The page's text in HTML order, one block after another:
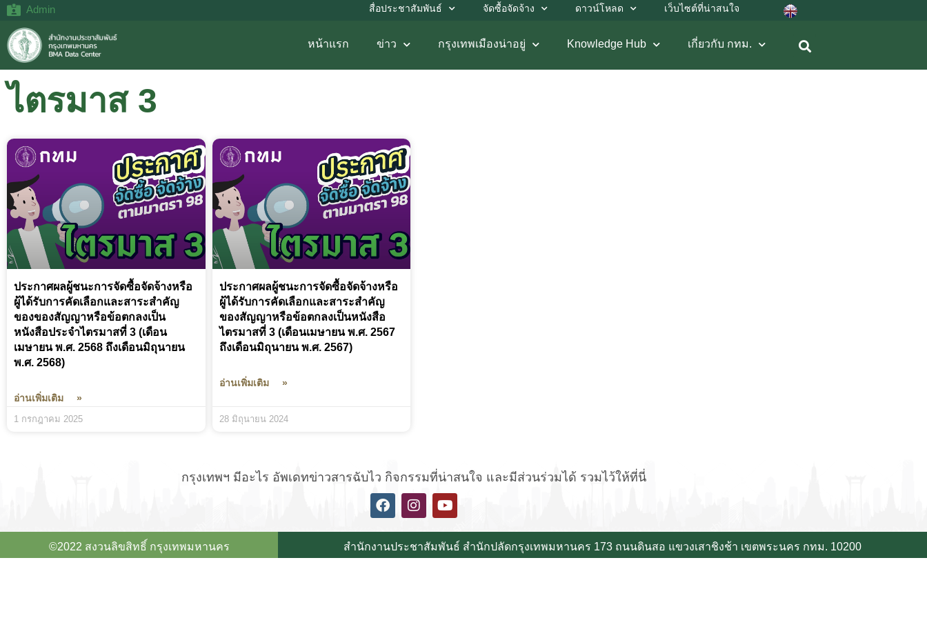
Admin สื่อประชาสัมพันธ์ จัดซื้อจัดจ้าง ดาวน์โหลด เว็บไซต์ที่น่าสนใจ
หน้าแรก ข่าว กรุงเทพเมืองน่าอยู่ Knowledge Hub เกี่ยวกับ กทม.
ไตรมาส 3
ประกาศผลผู้ชนะการจัดซื้อจัดจ้างหรือ
ผู้ได้รับการคัดเลือกและสาระสำคัญ
ของของสัญญาหรือข้อตกลงเป็น
หนังสือประจำไตรมาสที่ 3 (เดือน
เมษายน พ.ศ. 2568 ถึงเดือนมิถุนายน
พ.ศ. 2568)
อ่านเพิ่มเติม »
1 กรกฎาคม 2025
ประกาศผลผู้ชนะการจัดซื้อจัดจ้างหรือ
ผู้ได้รับการคัดเลือกและสาระสำคัญ
ของสัญญาหรือข้อตกลงเป็นหนังสือ
ไตรมาสที่ 3 (เดือนเมษายน พ.ศ. 2567
ถึงเดือนมิถุนายน พ.ศ. 2567)
อ่านเพิ่มเติม »
28 มิถุนายน 2024
กรุงเทพฯ มีอะไร อัพเดทข่าวสารฉับไว กิจกรรมที่น่าสนใจ และมีส่วนร่วมได้ รวมไว้ให้ที่นี่
replique montre de luxe
©2022 สงวนลิขสิทธิ์ กรุงเทพมหานคร สำนักงานประชาสัมพันธ์ สำนักปลัดกรุงเทพมหานคร 173 ถนนดินสอ แขวงเสาชิงช้า เขตพระนคร กทม. 10200